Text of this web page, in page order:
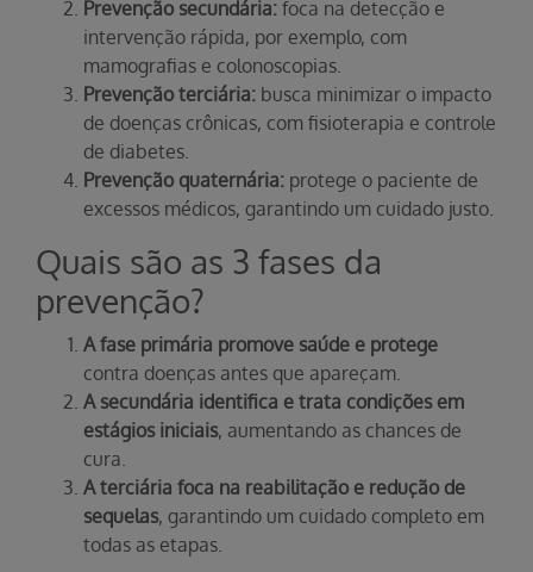
Prevenção secundária: foca na detecção e
intervenção rápida, por exemplo, com
mamografias e colonoscopias.
Prevenção terciária: busca minimizar o impacto
de doenças crônicas, com fisioterapia e controle
de diabetes.
Prevenção quaternária: protege o paciente de
excessos médicos, garantindo um cuidado justo.
Quais são as 3 fases da
prevenção?
A fase primária promove saúde e protege
contra doenças antes que apareçam.
A secundária identifica e trata condições em
estágios iniciais, aumentando as chances de
cura.
A terciária foca na reabilitação e redução de
sequelas, garantindo um cuidado completo em
todas as etapas.